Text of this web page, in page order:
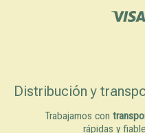
Distribución y
Trabajamos con
rápidas y